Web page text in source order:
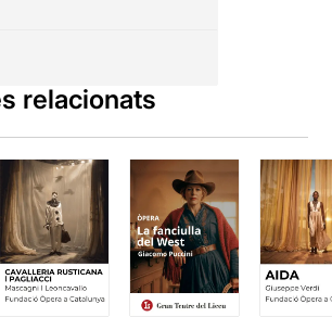
parts d'aquesta tetralogia,
plena de detalls nous,
malgrat que també recupera
elements ja vistos com
l'ambient feixistoide i la
deixalleria del Rin.
Crec que el que va fer el clic
necessari per fer fascinar al
públic, va ser la grandíssima
relacionats